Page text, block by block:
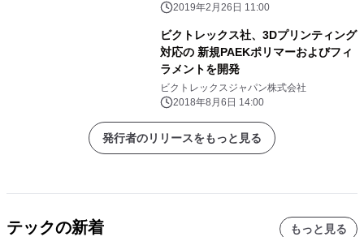
2019年2月26日 11:00
ビクトレックス社、3Dプリンティング
対応の 新規PAEKポリマーおよびフィ
ラメントを開発
ビクトレックスジャパン株式会社
2018年8月6日 14:00
発行者のリリースをもっと見る
テックの新着 もっと見る